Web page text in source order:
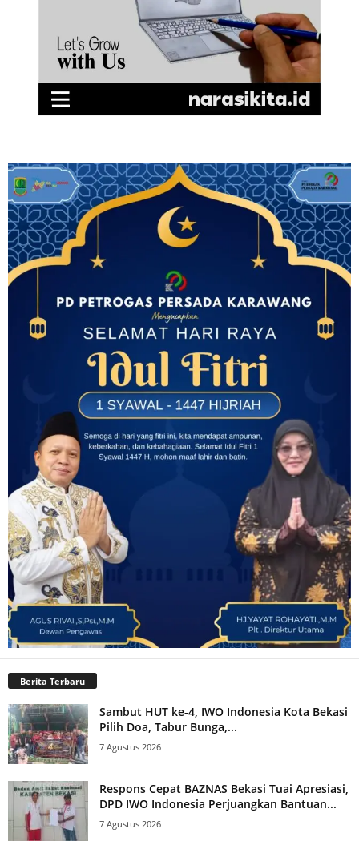
Berita Terbaru
Sambut HUT ke-4, IWO Indonesia Kota Bekasi
Pilih Doa, Tabur Bunga,...
7 Agustus 2026
Respons Cepat BAZNAS Bekasi Tuai Apresiasi,
DPD IWO Indonesia Perjuangkan Bantuan...
7 Agustus 2026